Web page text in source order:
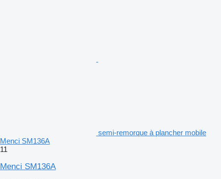
semi-remorque à plancher mobile
Menci SM136A
11
Menci SM136A